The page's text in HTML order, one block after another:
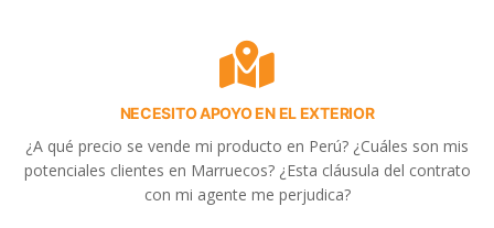
NECESITO APOYO EN EL EXTERIOR
¿A qué precio se vende mi producto en Perú? ¿Cuáles son mis
potenciales clientes en Marruecos? ¿Esta cláusula del contrato
con mi agente me perjudica?